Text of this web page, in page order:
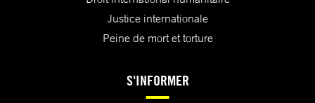
Justice internationale
Peine de mort et torture
S'INFORMER